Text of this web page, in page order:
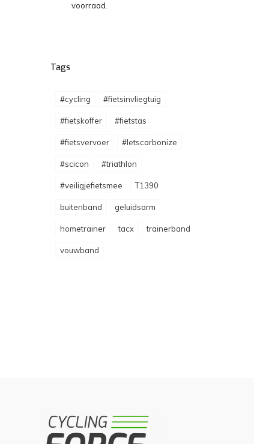
voorraad.
Tags
#cycling #fietsinvliegtuig
#fietskoffer #fietstas
#fietsvervoer #letscarbonize
#scicon #triathlon
#veiligjefietsmee T1390
buitenband geluidsarm
hometrainer tacx trainerband
vouwband